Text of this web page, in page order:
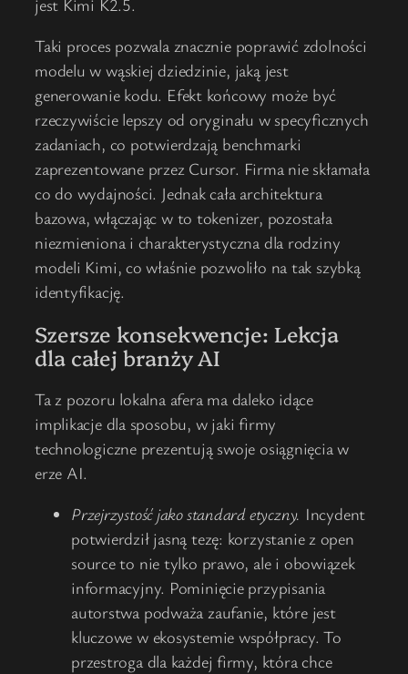
Taki proces pozwala znacznie poprawić zdolności
modelu w wąskiej dziedzinie, jaką jest
generowanie kodu. Efekt końcowy może być
rzeczywiście lepszy od oryginału w specyficznych
zadaniach, co potwierdzają benchmarki
zaprezentowane przez Cursor. Firma nie skłamała
co do wydajności. Jednak cała architektura
bazowa, włączając w to tokenizer, pozostała
niezmieniona i charakterystyczna dla rodziny
modeli Kimi, co właśnie pozwoliło na tak szybką
identyfikację.
Szersze konsekwencje: Lekcja
dla całej branży AI
Ta z pozoru lokalna afera ma daleko idące
implikacje dla sposobu, w jaki firmy
technologiczne prezentują swoje osiągnięcia w
erze AI.
Przejrzystość jako standard etyczny. Incydent
potwierdził jasną tezę: korzystanie z open
source to nie tylko prawo, ale i obowiązek
informacyjny. Pominięcie przypisania
autorstwa podważa zaufanie, które jest
kluczowe w ekosystemie współpracy. To
przestroga dla każdej firmy, która chce